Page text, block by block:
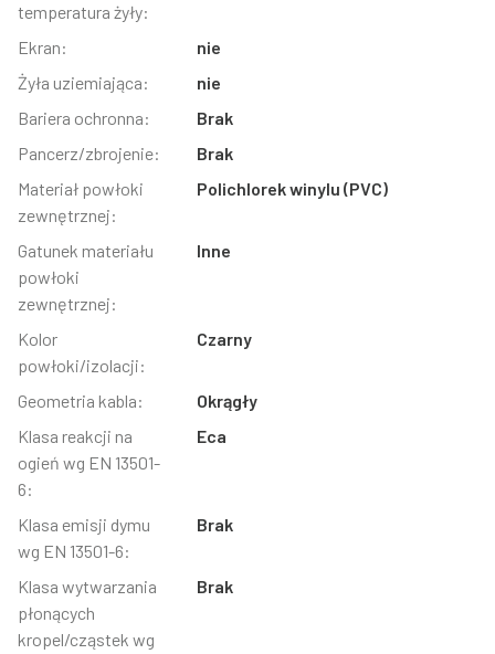
temperatura żyły:
Ekran:
nie
Żyła uziemiająca:
nie
Bariera ochronna:
Brak
Pancerz/zbrojenie:
Brak
Materiał powłoki
zewnętrznej:
Polichlorek winylu (PVC)
Gatunek materiału
powłoki
zewnętrznej:
Inne
Kolor
powłoki/izolacji:
Czarny
Geometria kabla:
Okrągły
Klasa reakcji na
ogień wg EN 13501-
6:
Eca
Klasa emisji dymu
wg EN 13501-6:
Brak
Klasa wytwarzania
płonących
kropel/cząstek wg
Brak